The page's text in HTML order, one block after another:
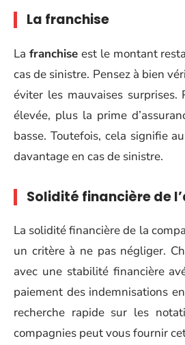
La franchise
La franchiseest le montant
cas de sinistre. Pensez à bien
éviter les mauvaises
élevée, plus la prime
basse. Toutefois, cela signifie
davantage en cas de sinistre.
Solidité financière de
La solidité financière de la
un critère à ne pas négliger.
avec une stabilité financière
paiement des indemnisations
recherche rapide sur les
compagnies peut vous fournir